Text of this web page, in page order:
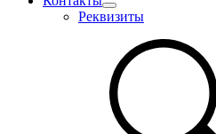
Реквизиты